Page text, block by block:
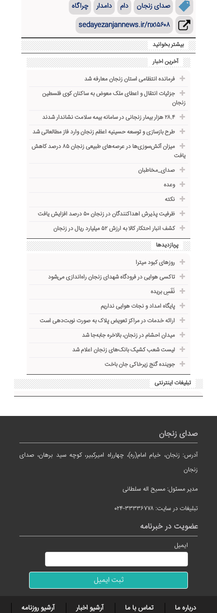
صدای زنجان دام دامدار
چراگاه
sedayezanjannews.ir/nx۱۵۶۰۸
بیشتر بخوانید
آخرین اخبار
فرمانده انتظامی استان زنجان معارفه شد
جزئیات انتقال و اعطای ملک معوض به ساکنان کوی فلسطین
زنجان
۲۸.۴ هزار بیمار زنجانی در سامانه بیمه سلامت نشاندار شدند
طرح بازسازی و توسعه حسینیه اعظم زنجان وارد فاز مطالعاتی شد
میزان آتش‌سوزی‌ها در عرصه‌های طبیعی زنجان ۸۵ درصد کاهش
یافت
صدای_مخاطبان
وعده
نکته
ظرفیت پذیرش اهداکنندگان در زنجان ۵۰ درصد افزایش یافت
کشف انبار احتکار کالا به ارزش ۵۲ میلیارد ریال در زنجان
پربازدیدها
روزهای کبود میترا
تاکسی هوایی در فرودگاه شهدای زنجان راه‌اندازی می‌شود
نَفَسِ بریده
پایگاه امداد و نجات هوایی نداریم
ارائه خدمات در مراکز تعویض پلاک به صورت نوبت‌دهی است
میدان احشام در زنجان، بالاخره جا‌به‌جا شد
لیست شعب کشیک بانک‌های زنجان اعلام شد
جوینده گنج زیرخاکی جان باخت
تبلیغات اینترنتی
صدای زنجان
آدرس: زنجان، خیام امام(ره)، چهارراه امیرکبیر، کوچه سید برهان، صدای
زنجان
مدیر مسئول: مسیح اله سلطانی
تبلیغات در سایت: ۳۳۳۳۶۷۷۸-۰۲۴
عضویت در خبرنامه
ایمیل
درباره ما تماس با ما آرشیو اخبار آرشیو روزنامه